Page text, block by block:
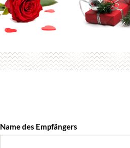
Name des Empfängers